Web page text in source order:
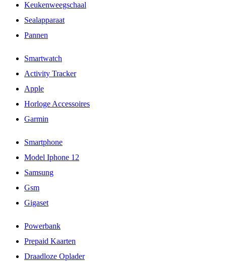
Keukenweegschaal
Sealapparaat
Pannen
Smartwatch
Activity Tracker
Apple
Horloge Accessoires
Garmin
Smartphone
Model Iphone 12
Samsung
Gsm
Gigaset
Powerbank
Prepaid Kaarten
Draadloze Oplader